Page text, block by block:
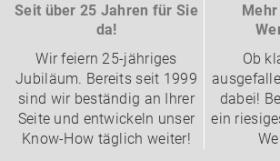
Seit über 25 Jahren für Sie
da!
Wir feiern 25-jähriges
Jubiläum. Bereits seit 1999
sind wir beständig an Ihrer
Seite und entwickeln unser
Know-How täglich weiter!
Ob
dabei!
ein